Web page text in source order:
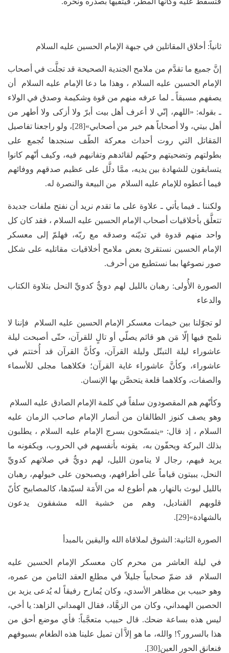
ثانياً: أخلاق المقاتلين في جبهة الإمام الحسين عليه السلام
إنَّ جميع ما تقدَّم من ملامح الجندية الصحيحة قد تجلَّت في أصحاب
الإمام الحسين عليه السلام ، وهذا ما دعا الإمام عليه السلام أن
يصفهم مسبقاً ـ لما عرفه منهم من قوة وشكيمة وصدق في الولاء
ـ بقوله: «اللهم، إنّي لا أعرف أهل بيت أبرّ ولا أزكى ولا أطهر من
أهل بيتي، ولا أصحاباً هم خير من أصحابي»[28]، ولو راجعنا تفاصيل
المَقاتل التي روت أحداث معركة الطّف سنجدها تُجمع على
بطولتهم وتضحيتهم وحبّهم لقائدهم وتفانيهم فيه، وكيف أنّهم كانوا
يتسابقون للشهادة بين يديه، ممَّا دلَّل على عظيم صدقهم ووفائهم
فيما أعطوه للإمام عليه السلام من البيعة والنصرة له.
ولكننا ـ فيما يأتي ـ علاوة على ما تقدم نريد أن نفتح ملفات جديدة
تتعلَّق بأخلاقيات أصحاب الإمام الحسين عليه السلام ، فقد كان كل
واحد منهم قدوة في تديّنه وصدقه مع ربّه، فهلمّ إلى معسكر
الإمام الحسين نستقرئ بعض ملامح أخلاقيات مقاتليه على شكل
صور نصوغها بما نستطيع من أحرف.
الصورة الأُولى: رهبان بالليل لهم دويٌّ كدويِّ النحل بتلاوة الكتاب
والدعاء
لو تجوّلنا بين خيمات معسكر الإمام الحسين عليه السلام فإننا لا
نلمح فيها إلّا مَن هو قائم يصلّي أو تالٍ للقرآن، حتّى أصبحت ليلة
عاشوراء ليلة التبتّل وليلة القرآن، وكأنَّ القرآن قد أُختتم في
عاشوراء، وكأنَّ عاشوراء غاية القرآن؛ فكلاهما مجلى للأسماء
والصفات، وكلاهما قلعة يتحصَّن بها الإنسان.
وكأنّهم هم المقصودون سلفاً في كلمة الإمام الصادق عليه السلام
وهو يصف كنوز الطالقان من أنصار الإمام صاحب الزمان عليه
السلام ، إذ قال: «يتمسّحون بسرج الإمام عليه السلام ، يطلبون
بذلك البركة ويحفّون به، يقونه بأنفسهم في الحروب، ويكفونه ما
يريد فيهم، رجال لا ينامون الليل، لهم دويٌّ في صلاتهم كدويِّ
النحل، يبيتون قياماً على أطرافهم، ويصبحون على خيولهم، رهبان
بالليل ليوث بالنهار، هم أطوع له من الأَمَة لسيّدها، كالمصابيح كأنّ
قلوبهم القناديل، وهم من خشية الله مشفقون يدعون
بالشهادة»[29].
الصورة الثانية: الشوق لملاقاة الله واليقين بالمبدأ
في ليلة العاشر من محرم كان معسكر الإمام الحسين عليه
السلام قد ضمّ صحابياً جليلاً في مطلع العقد الثامن من عمره،
وهو حبيب بن مظاهر الأسدي، وكان يُمازح رفيقاً له يُدعى يزيد بن
الحصين الهمداني، وكان من الزهَّاد، فقال الهمداني الزاهد: يا أخي،
ليس هذه بساعة ضحك. قال حبيب متعجَّباً: فأي موضع أحق من
هذا بالسرور؟! والله، ما هو إلاَّ أن تميل علينا هذه الطغام بسيوفهم
فنعانق الحور العين[30].